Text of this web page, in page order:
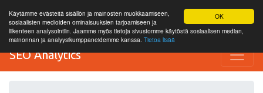
OK
Käytämme evästeitä sisällön ja mainosten muokkaamiseen,
sosiaalisten medioiden ominaisuuksien tarjoamiseen ja
liikenteen analysointiin. Jaamme myös tietoja sivustomme käytöstä sosiaalisen median,
mainonnan ja analyysikumppaneidemme kanssa. Tietoa lisää
SEO Analytics